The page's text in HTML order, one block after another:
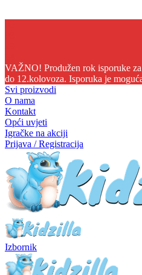
VAŽNO! Produžen rok isporuke
do 12.kolovoza. Isporuka je
Svi proizvodi
O nama
Kontakt
Opći uvjeti
Igračke na akciji
Prijava / Registracija
Izbornik